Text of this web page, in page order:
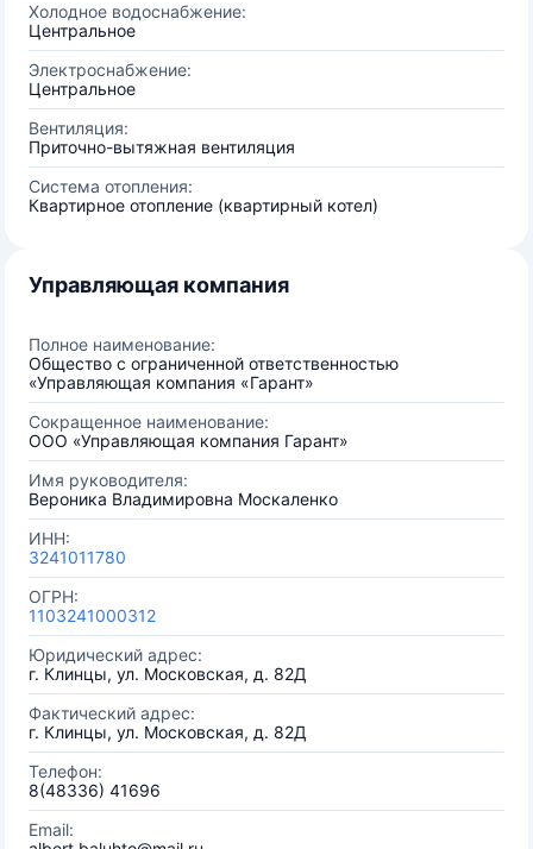
Холодное водоснабжение:
Центральное
Электроснабжение:
Центральное
Вентиляция:
Приточно-вытяжная вентиляция
Система отопления:
Квартирное отопление (квартирный котел)
Управляющая компания
Полное наименование:
Общество с ограниченной ответственностью
«Управляющая компания «Гарант»
Сокращенное наименование:
ООО «Управляющая компания Гарант»
Имя руководителя:
Вероника Владимировна Москаленко
ИНН:
3241011780
ОГРН:
1103241000312
Юридический адрес:
г. Клинцы, ул. Московская, д. 82Д
Фактический адрес:
г. Клинцы, ул. Московская, д. 82Д
Телефон:
8(48336) 41696
Email: